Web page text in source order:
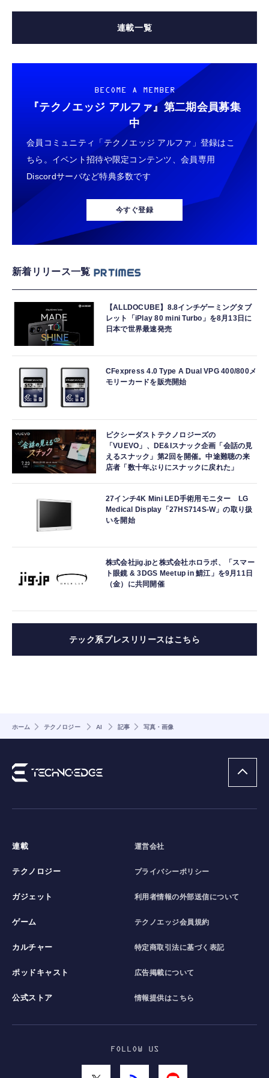
連載一覧
BECOME A MEMBER
『テクノエッジ アルファ』 第二期会員募集
中
会員コミュニティ「テクノエッジ アルファ」登録はこ
ちら。イベント招待や限定コンテンツ、会員専用
Discordサーバなど特典多数です
今すぐ登録
新着リリース一覧
【ALLDOCUBE】8.8インチゲーミングタブ
レット「iPlay 80 mini Turbo」を8月13日に
日本で世界最速発売
CFexpress 4.0 Type A Dual VPG 400/800メ
モリーカードを販売開始
ピクシーダストテクノロジーズの
「VUEVO」、DE&Iスナック企画「会話の見
えるスナック」第2回を開催。中途難聴の来
店者「数十年ぶりにスナックに戻れた」
27インチ4K Mini LED手術用モニター LG
Medical Display「27HS714S-W」の取り扱
いを開始
株式会社jig.jpと株式会社ホロラボ、「スマー
ト眼鏡 & 3DGS Meetup in 鯖江」を9月11日
（金）に共同開催
テック系プレスリリースはこちら
ホーム テクノロジー AI 記事 写真・画像
連載
テクノロジー
ガジェット
ゲーム
カルチャー
ポッドキャスト
公式ストア
運営会社
プライバシーポリシー
利用者情報の外部送信について
テクノエッジ会員規約
特定商取引法に基づく表記
広告掲載について
情報提供はこちら
FOLLOW US